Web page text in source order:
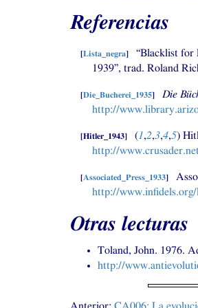
Referencias
[Lista_negra]
“Blacklist for
1939”, trad. Roland
[Die_Bucherei_1935] Die
http://
[Hitler_1943] (1,2,3,4,5)
http://
[Associated_Press_1933]
http://
Otras lecturas
Toland, John. 1976.
http://